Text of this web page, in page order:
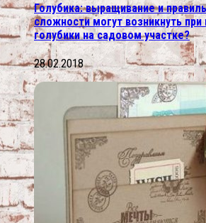
Голубика: выращивание и
сложности могут возникнуть
голубики на садовом участке?
28.02.2018